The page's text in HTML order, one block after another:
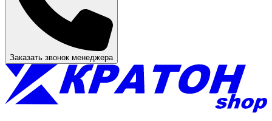
Заказать звонок менеджера